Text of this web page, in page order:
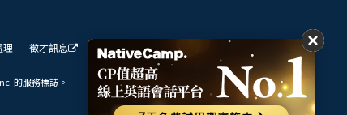
理 徵才訊息 我們的展望
的服務標誌。